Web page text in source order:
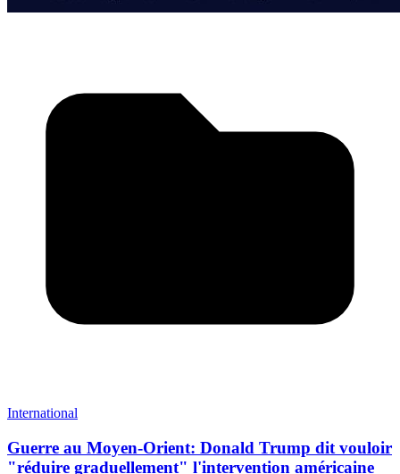
International
Guerre au Moyen-Orient: Donald Trump dit vouloir
"réduire graduellement" l'intervention américaine